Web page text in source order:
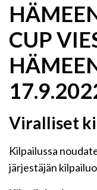
CUP
Viralliset
Kilpailussa
järjestäjän